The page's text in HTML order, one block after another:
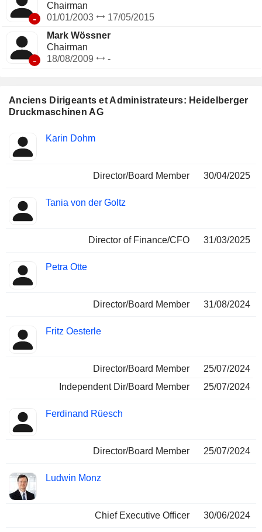
Anciens Dirigeants et Administrateurs: Heidelberger
Druckmaschinen AG
Insider
Fonctions
Karin Dohm
Director/Board Member 30/04/2025
Tania von der Goltz
Director of Finance/CFO 31/03/2025
Petra Otte
Director/Board Member 31/08/2024
Fritz Oesterle
Director/Board Member
25/07/2024
Independent Dir/Board Member
25/07/2024
Ferdinand Rüesch
Director/Board Member 25/07/2024
Ludwin Monz
Chief Executive Officer 30/06/2024
-
Chairman
01/01/2003
17/05/2015
-
Mark Wössner
Chairman
18/08/2009
-